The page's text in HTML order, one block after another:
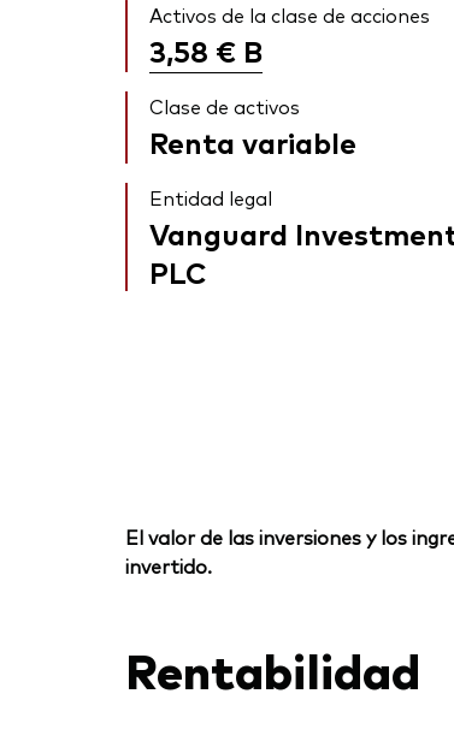
Activos de la clase de acciones
3,58 € B
Clase de activos
Renta variable
Entidad legal
Vanguard
PLC
El valor de las inversiones y los
invertido.
Rentabilidad